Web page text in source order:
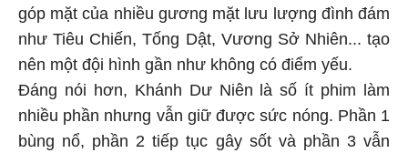
góp mặt của nhiều gương mặt lưu lượng đình đám
như Tiêu Chiến, Tống Dật, Vương Sở Nhiên... tạo
nên một đội hình gần như không có điểm yếu.
Đáng nói hơn, Khánh Dư Niên là số ít phim làm
nhiều phần nhưng vẫn giữ được sức nóng. Phần 1
bùng nổ, phần 2 tiếp tục gây sốt và phần 3 vẫn